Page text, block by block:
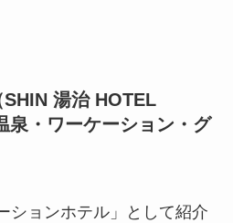
湯治 HOTEL
泉・ワーケーション・グ
ョンホテル」として紹介